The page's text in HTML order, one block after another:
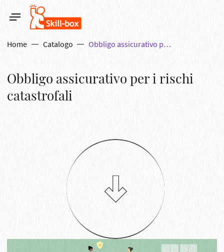
Home Catalogo Obbligo assicurativo per i rischi catastrofali
Obbligo assicurativo per i rischi
catastrofali